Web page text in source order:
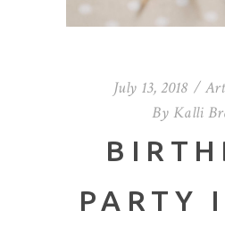
July 13, 2018
By Kalli
PARTY